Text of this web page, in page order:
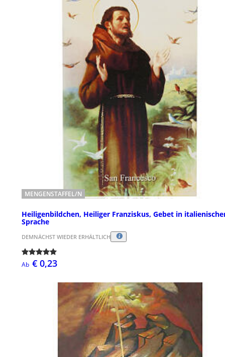
MENGENSTAFFEL/N
Heiligenbildchen, Heiliger Franziskus, Gebet in
Sprache
DEMNÄCHST WIEDER ERHÄLTLICH
Ab € 0,23